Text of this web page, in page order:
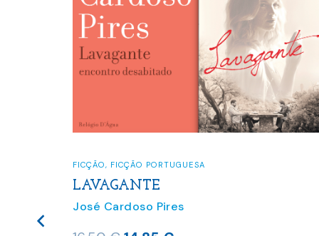
FICÇÃO, FICÇÃO PORTUGUESA
LAVAGANTE
José Cardoso Pires